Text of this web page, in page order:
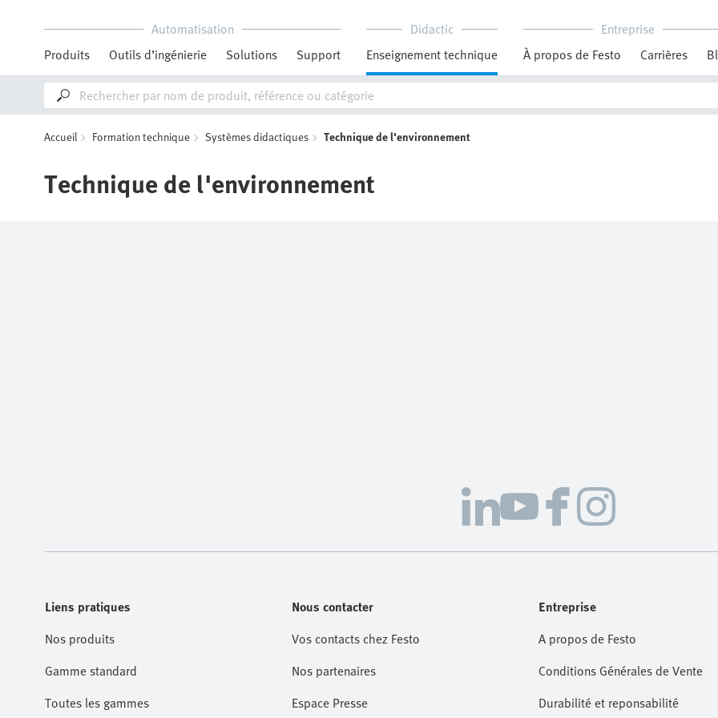
Automatisation
Produits
Outils d’ingénierie Solutions Support
Didactic
Enseignement technique
Entreprise
À propos de Festo
Carrières
Accueil Formation technique Systèmes didactiques Technique de l'environnement
Technique de l'environnement
Liens pratiques
Nos produits
Gamme standard
Toutes les gammes
Nous contacter
Vos contacts chez Festo
Nos partenaires
Espace Presse
Entreprise
A propos de Festo
Conditions Générales de Vente
Durabilité et reponsabilité